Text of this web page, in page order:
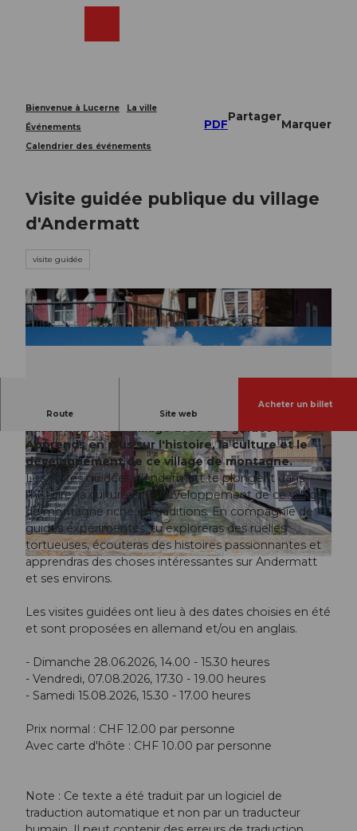
Bienvenue à Lucerne
La ville
Événements
Calendrier des événements
PDF
Partager
Marquer
Visite guidée publique du village
d'Andermatt
visite guidée
© Guidle.com
© Guidle.com
Route Site web
Acheter un billet
Découvre Andermatt lors d'une visite guidée
passionnante du village avec des guides locaux.
Apprends en plus sur l'histoire, la culture et le
développement de ce village de montagne.
Les visites guidées d'Andermatt te plongent dans
l'histoire, la culture et le développement de ce village
de montagne riche en traditions. En compagnie de
guides expérimentés, tu exploreras des ruelles
tortueuses, écouteras des histoires passionnantes et
apprendras des choses intéressantes sur Andermatt
et ses environs.
Les visites guidées ont lieu à des dates choisies en été
et sont proposées en allemand et/ou en anglais.
- Dimanche 28.06.2026, 14.00 - 15.30 heures
- Vendredi, 07.08.2026, 17.30 - 19.00 heures
- Samedi 15.08.2026, 15.30 - 17.00 heures
Prix normal : CHF 12.00 par personne
Avec carte d'hôte : CHF 10.00 par personne
Note : Ce texte a été traduit par un logiciel de
traduction automatique et non par un traducteur